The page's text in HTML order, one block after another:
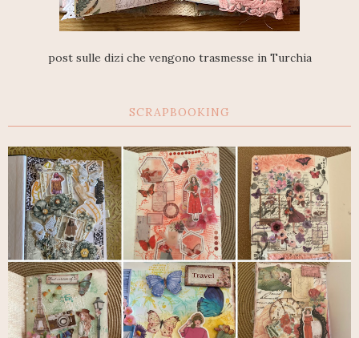
post sulle dizi che vengono trasmesse in Turchia
SCRAPBOOKING